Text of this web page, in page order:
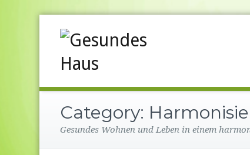
Category:
Gesundes Wohnen und Leben in einem